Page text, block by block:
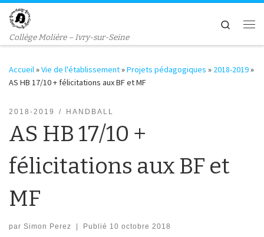
Passer au contenu
Collège Molière – Ivry-sur-Seine
Search
Accueil »Vie de l'établissement»Projets pédagogiques » 2018-2019»
AS HB 17/10 + félicitations aux BF et MF
2018-2019 HANDBALL
AS HB 17/10 +
félicitations aux BF et
MF
par Simon Perez Publié 10 octobre 2018